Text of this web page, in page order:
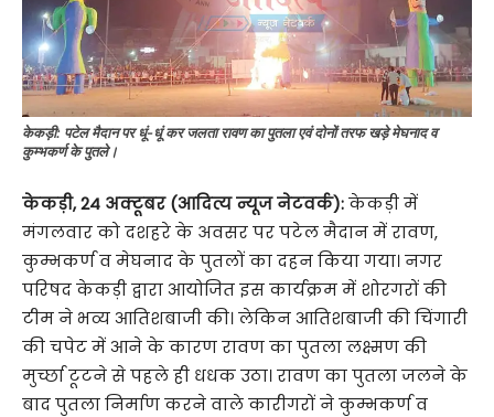
केकड़ी: पटेल मैदान पर धूं-धूं कर जलता रावण का पुतला एवं दोनों तरफ खड़े मेघनाद व
कुम्भकर्ण के पुतले।
केकड़ी, 24 अक्टूबर (आदित्य न्यूज नेटवर्क):केकड़ी में
मंगलवार को दशहरे के अवसर पर पटेल मैदान में रावण,
कुम्भकर्ण व मेघनाद के पुतलों का दहन किया गया। नगर
परिषद केकड़ी द्वारा आयोजित इस कार्यक्रम में शोरगरों की
टीम ने भव्य आतिशबाजी की। लेकिन आतिशबाजी की चिंगारी
की चपेट में आने के कारण रावण का पुतला लक्ष्मण की
मुर्च्छा टूटने से पहले ही धधक उठा। रावण का पुतला जलने के
बाद पुतला निर्माण करने वाले कारीगरों ने कुम्भकर्ण व